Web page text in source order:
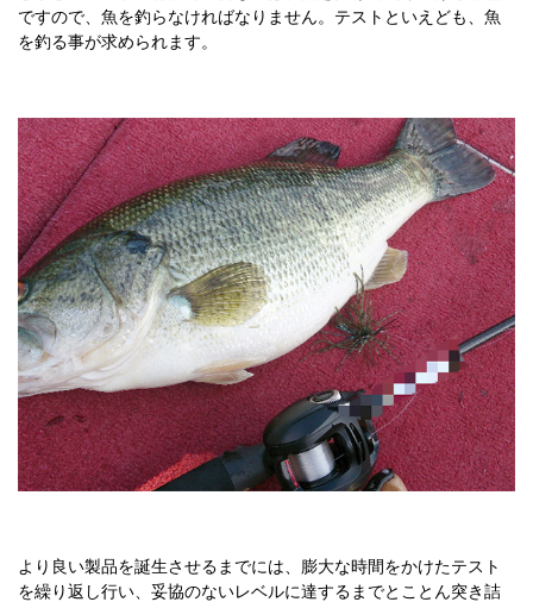
ですので、魚を釣らなければなりません。テストといえども、魚
を釣る事が求められます。
より良い製品を誕生させるまでには、膨大な時間をかけたテスト
を繰り返し行い、妥協のないレベルに達するまでとことん突き詰